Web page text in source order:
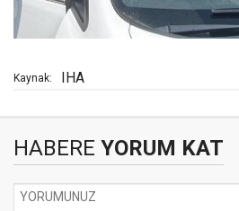
Kaynak: IHA
HABERE YORUM KAT